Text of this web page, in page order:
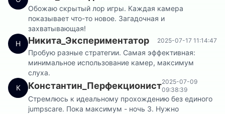
Обожаю скрытый лор игры. Каждая камера
показывает что-то новое. Загадочная и
захватывающая!
Н
Никита_Экспериментатор 2025-07-17 11:14:47
Пробую разные стратегии. Самая эффективная:
минимальное использование камер, максимум
слуха.
К
Константин_Перфекционист2025-07-09
09:38:39
Стремлюсь к идеальному прохождению без единого
jumpscare. Пока максимум - ночь 3. Нужно